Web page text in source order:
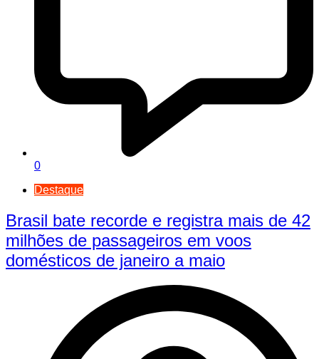
0
Destaque
Brasil bate recorde e registra mais de 42
milhões de passageiros em voos
domésticos de janeiro a maio